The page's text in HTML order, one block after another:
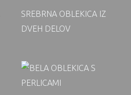
SREBRNA OBLEKICA IZ
DVEH DELOV